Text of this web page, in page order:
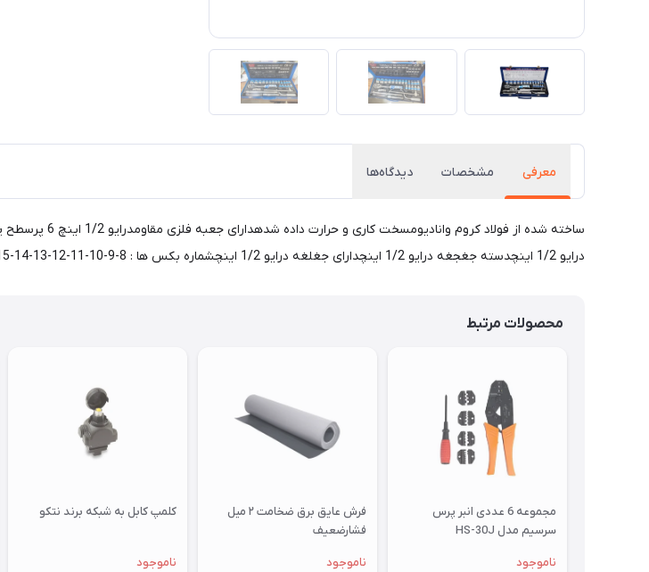
معرفی مشخصات دیدگاه‌ها
درایو 1/2 اینچدسته جغجغه درایو 1/2 اینچدارای جغلغه درایو 1/2 اینچشماره بکس ها : 8-9-10-11-12-13-14-15-16-17-19-20-21-22-24-27-30-32ساخت کشور چین
محصولات مرتبط
مجموعه 6 عددی انبر پرس
سرسیم مدل HS-30J
ناموجود
فرش عایق برق ضخامت ۲ میل
فشارضعیف
ناموجود
کلمپ کابل به شبکه برند نتکو
ناموجود